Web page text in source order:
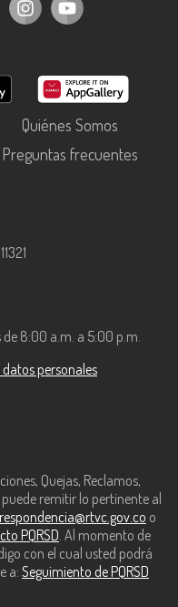
Quiénes Somos
Preguntas frecuentes
de 8:00 a.m. a 5:00 p.m.
personales
Quejas, Reclamos,
remitir lo pertinente al
o
PQRSD. Al momento de
con el cual usted podrá
a: Seguimiento de PQRSD